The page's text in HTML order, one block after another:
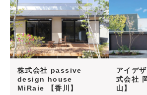
株式会社 passive
design house
MiRaie 【香川】
アイデ
式会社
山】